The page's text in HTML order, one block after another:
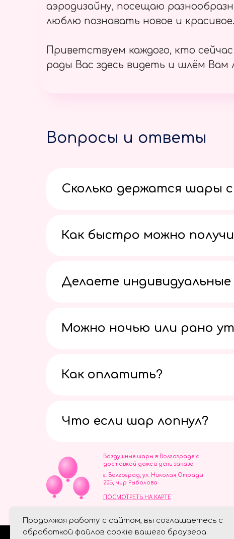
Продолжая работу с сайтом, вы соглашаетесь с
обработкой файлов cookie вашего браузера.
аэродизайну, посещаю
люблю познавать новое и красивое.
Приветствуем каждого, кто
рады Вас здесь видеть и шлём Вам
Вопросы и ответы
Сколько держатся шары с
Как быстро можно
Делаете индивидуальные
Можно ночью или рано
Как оплатить?
Что если шар лопнул?
Воздушные шары в Волгограде с
доставкой даже в день заказа
г. Волгоград, ул. Николая Отрады
20Б, мир Рыболова
ПОСМОТРЕТЬ НА КАРТЕ
ИНН 344110093739
Политика обработки